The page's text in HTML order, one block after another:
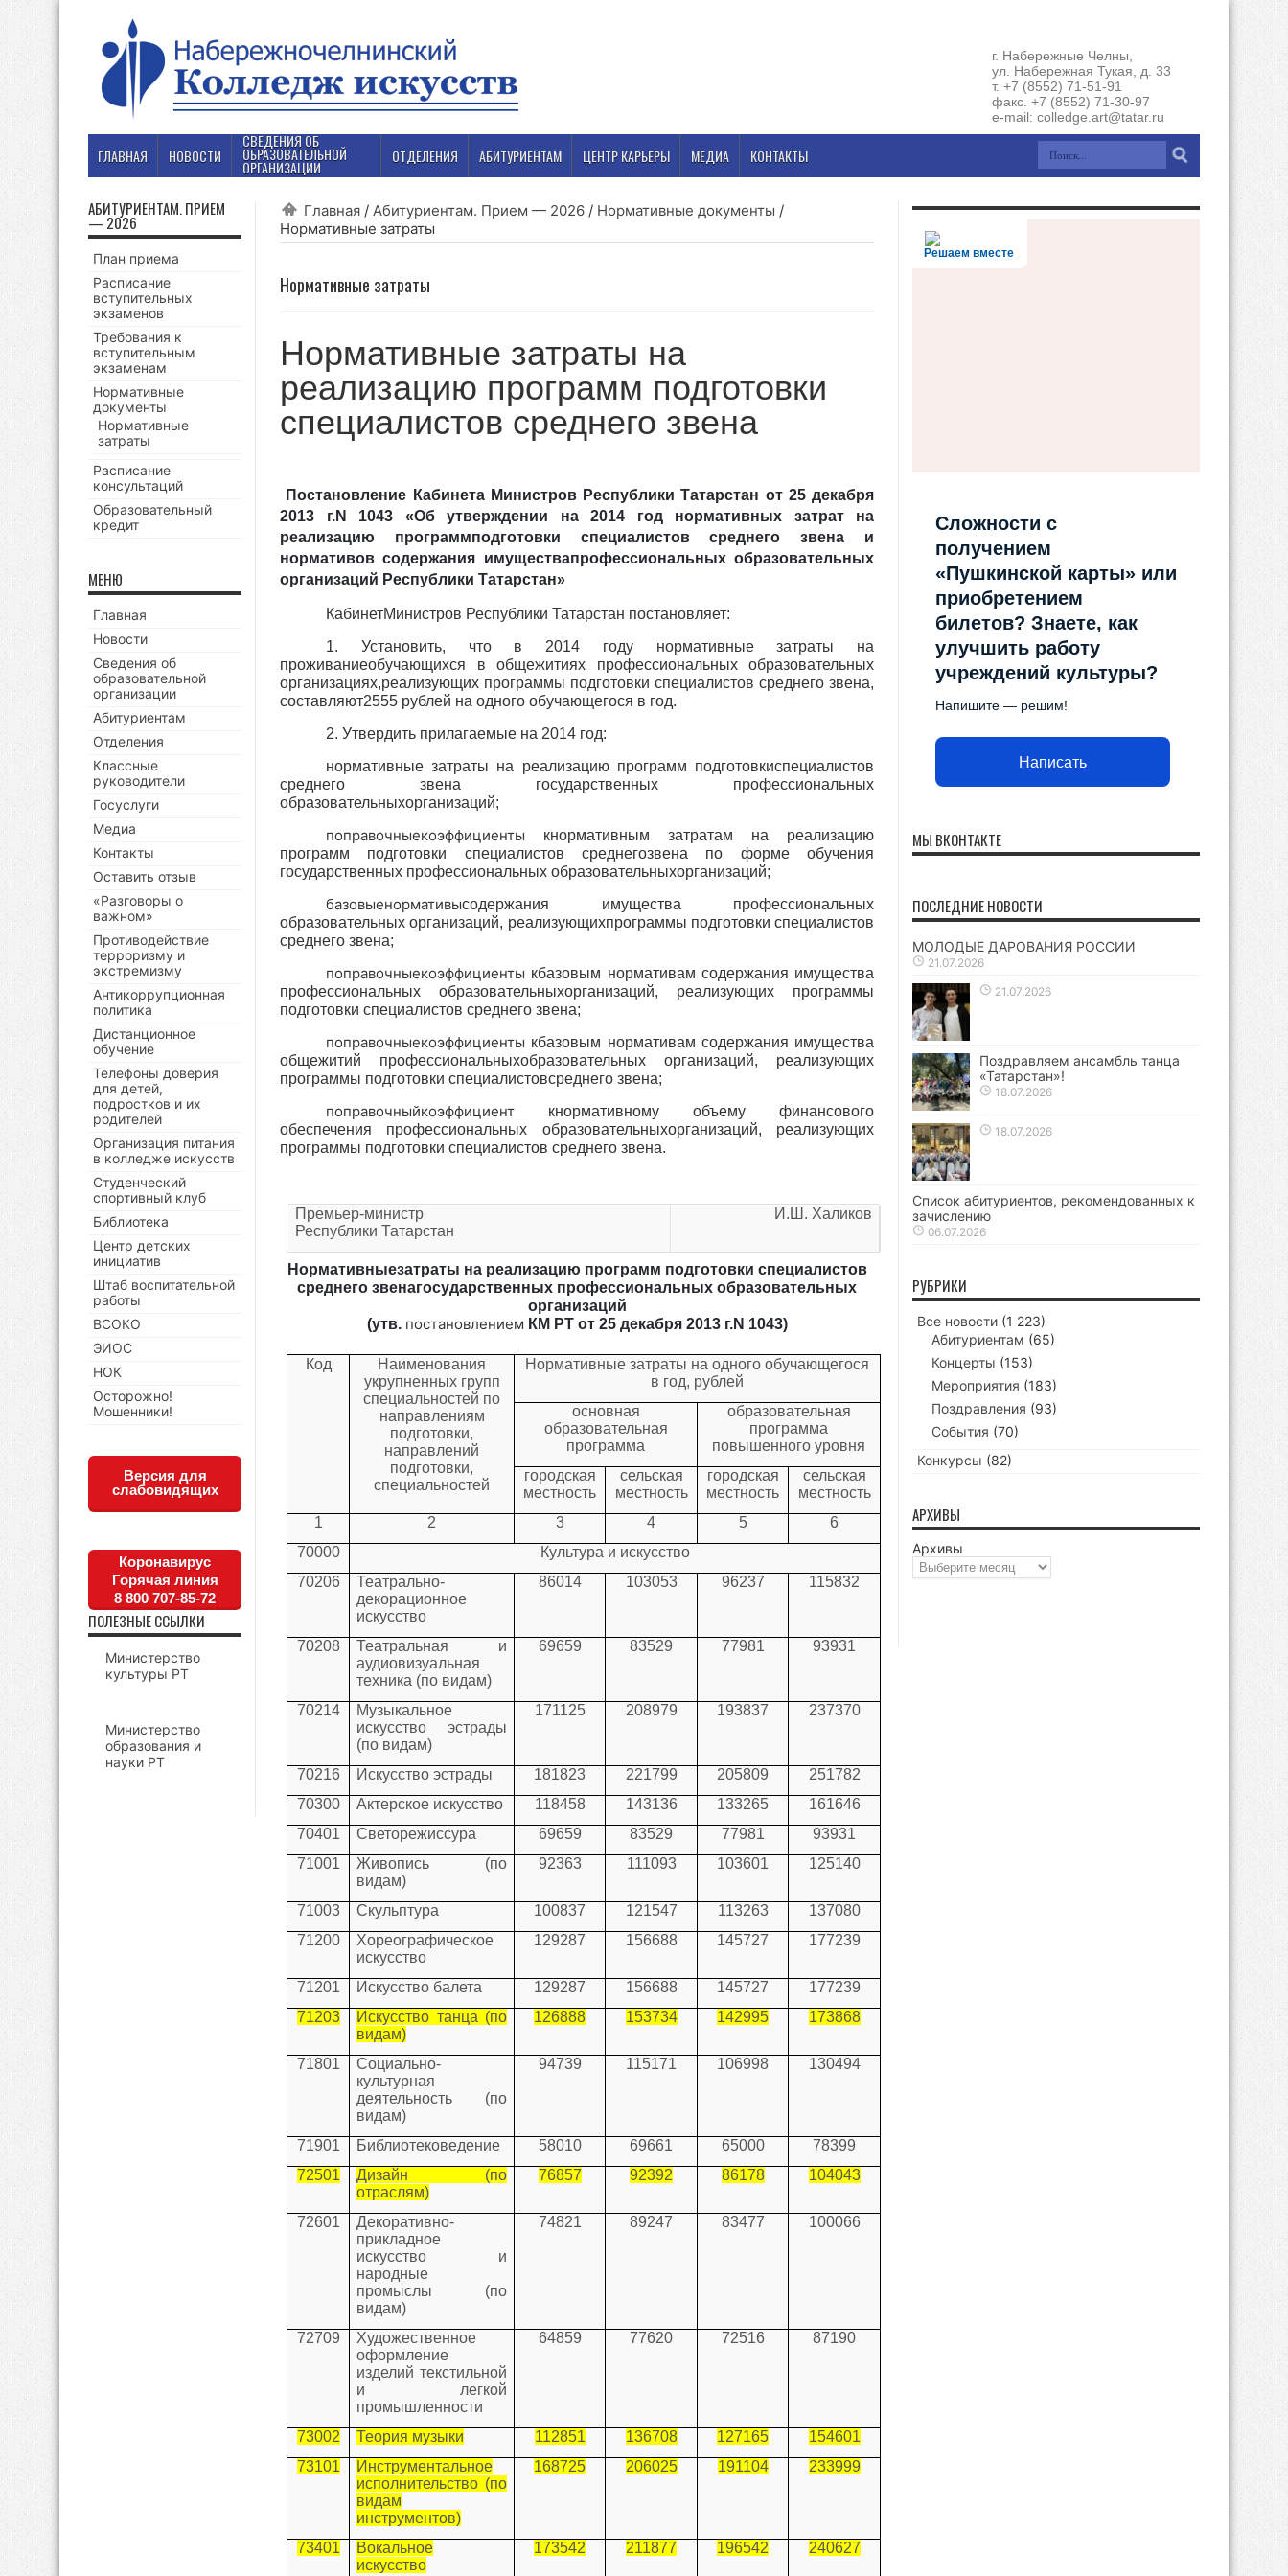
г. Набережные Челны,
ул. Набережная Тукая, д. 33
т. +7 (8552) 71-51-91
факс. +7 (8552) 71-30-97
e-mail: colledge.art@tatar.ru
ГЛАВНАЯ НОВОСТИ
СВЕДЕНИЯ ОБ
ОБРАЗОВАТЕЛЬНОЙ
ОРГАНИЗАЦИИ
ОТДЕЛЕНИЯ АБИТУРИЕНТАМ ЦЕНТР КАРЬЕРЫ МЕДИА КОНТАКТЫ
Главная / Абитуриентам. Прием — 2026 / Нормативные документы /
Нормативные затраты
Нормативные затраты
Нормативные затраты на
реализацию программ подготовки
специалистов среднего звена
Постановление Кабинета Министров Республики Татарстан от 25 декабря
2013 г.N 1043 «Об утверждении на 2014 год нормативных затрат на
реализацию программподготовки специалистов среднего звена и
нормативов содержания имуществапрофессиональных образовательных
организаций Республики Татарстан»
КабинетМинистров Республики Татарстан постановляет:
1. Установить, что в 2014 году нормативные затраты на
проживаниеобучающихся в общежитиях профессиональных образовательных
организациях,реализующих программы подготовки специалистов среднего звена,
составляют2555 рублей на одного обучающегося в год.
2. Утвердить прилагаемые на 2014 год:
нормативные затраты на реализацию программ подготовкиспециалистов
среднего звена государственных профессиональных
образовательныхорганизаций;
поправочныекоэффициенты кнормативным затратам на реализацию
программ подготовки специалистов среднегозвена по форме обучения
государственных профессиональных образовательныхорганизаций;
базовыенормативысодержания имущества профессиональных
образовательных организаций, реализующихпрограммы подготовки специалистов
среднего звена;
поправочныекоэффициенты кбазовым нормативам содержания имущества
профессиональных образовательныхорганизаций, реализующих программы
подготовки специалистов среднего звена;
поправочныекоэффициенты кбазовым нормативам содержания имущества
общежитий профессиональныхобразовательных организаций, реализующих
программы подготовки специалистовсреднего звена;
поправочныйкоэффициент кнормативному объему финансового
обеспечения профессиональных образовательныхорганизаций, реализующих
программы подготовки специалистов среднего звена.
Премьер-министр
Республики Татарстан
И.Ш. Халиков
Нормативныезатраты на реализацию программ подготовки специалистов
среднего звенагосударственных профессиональных образовательных
организаций
(утв. постановлением КМ РТ от 25 декабря 2013 г.N 1043)
Код
Наименования
укрупненных групп
специальностей по
направлениям
подготовки,
направлений
подготовки,
специальностей
Нормативные затраты на одного обучающегося
в год, рублей
основная
образовательная
программа
образовательная
программа
повышенного уровня
городская
местность
сельская
местность
городская
местность
сельская
местность
1
2 3 4 5
6
70000
Культура и искусство
70206
Театрально-
декорационное
искусство
86014 103053 96237 115832
70208
Театральная и
аудиовизуальная
техника (по видам)
69659 83529 77981 93931
70214
Музыкальное
искусство эстрады
(по видам)
171125 208979 193837 237370
70216 Искусство эстрады 181823 221799 205809
251782
70300
Актерское искусство 118458 143136 133265
161646
70401
Светорежиссура 69659 83529 77981
93931
71001
Живопись (по
видам)
92363 111093 103601 125140
71003 Скульптура 100837 121547 113263
137080
71200
Хореографическое
искусство
129287 156688 145727 177239
71201 Искусство балета 129287 156688 145727
177239
71203
Искусство танца (по
видам)
126888 153734 142995 173868
71801
Социально-
культурная
деятельность (по
видам)
94739 115171 106998 130494
71901 Библиотековедение 58010 69661 65000
78399
72501
Дизайн (по
отраслям)
76857 92392 86178 104043
72601
Декоративно-
прикладное
искусство и
народные
промыслы (по
видам)
74821 89247 83477 100066
72709
Художественное
оформление
изделий текстильной
и легкой
промышленности
64859 77620 72516 87190
73002 Теория музыки 112851 136708 127165
154601
73101
Инструментальное
исполнительство (по
видам
инструментов)
168725 206025 191104 233999
73401
Вокальное
искусство
173542 211877 196542 240627
АБИТУРИЕНТАМ. ПРИЕМ
— 2026
План приема
Расписание
вступительных
экзаменов
Требования к
вступительным
экзаменам
Нормативные
документы
Нормативные
затраты
Расписание
консультаций
Образовательный
кредит
МЕНЮ
Главная
Новости
Сведения об
образовательной
организации
Абитуриентам
Отделения
Классные
руководители
Госуслуги
Медиа
Контакты
Оставить отзыв
«Разговоры о
важном»
Противодействие
терроризму и
экстремизму
Антикоррупционная
политика
Дистанционное
обучение
Телефоны доверия
для детей,
подростков и их
родителей
Организация питания
в колледже искусств
Студенческий
спортивный клуб
Библиотека
Центр детских
инициатив
Штаб воспитательной
работы
ВСОКО
ЭИОС
НОК
Осторожно!
Мошенники!
Версия для
слабовидящих
Коронавирус
Горячая линия
8 800 707-85-72
ПОЛЕЗНЫЕ ССЫЛКИ
Министерство
культуры РТ
Министерство
образования и
науки РТ
Решаем вместе
Сложности с
получением
«Пушкинской карты» или
приобретением
билетов? Знаете, как
улучшить работу
учреждений культуры?
Напишите — решим!
Написать
МЫ ВКОНТАКТЕ
ПОСЛЕДНИЕ НОВОСТИ
МОЛОДЫЕ ДАРОВАНИЯ РОССИИ
21.07.2026
21.07.2026
Поздравляем ансамбль танца
«Татарстан»!
18.07.2026
18.07.2026
Список абитуриентов, рекомендованных к
зачислению
06.07.2026
РУБРИКИ
Все новости (1 223)
Абитуриентам (65)
Концерты (153)
Мероприятия (183)
Поздравления (93)
События (70)
Конкурсы (82)
АРХИВЫ
Архивы